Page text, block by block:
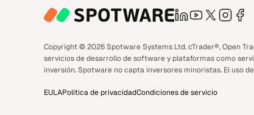
LinkedIn
YouTube
X
Copyright © 2026 Spotware Systems Ltd. cTrader®, Open
servicios de desarrollo de software y plataformas como
inversión. Spotware no capta inversores minoristas. El uso
EULAPolítica de privacidadCondiciones de servicio